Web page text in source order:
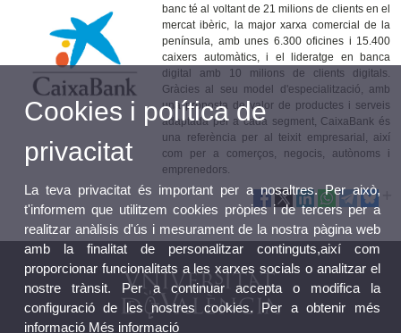
banc té al voltant de 21 milions de clients en el
mercat ibèric, la major xarxa comercial de la
península, amb unes 6.300 oficines i 15.400
caixers automàtics, i el lideratge en banca
digital amb 10 milions de clients digitals.
Gràcies al seu model d'especialització, amb
una proposta de valor de productes i serveis
adaptada per a cada segment, CaixaBank és
una referència per al teixit empresarial, així
com per a comerços, negocis, autònoms i
emprenedors.
Cookies i política de
privacitat
La teva privacitat és important per a nosaltres. Per això,
t'informem que utilitzem cookies pròpies i de tercers per a
realitzar anàlisis d'ús i mesurament de la nostra pàgina web
amb la finalitat de personalitzar continguts,així com
proporcionar funcionalitats a les xarxes socials o analitzar el
nostre trànsit. Per a continuar accepta o modifica la
configuració de les nostres cookies. Per a obtenir més
informació Més informació